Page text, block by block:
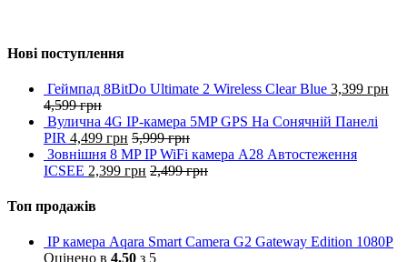
Нові поступлення
Геймпад 8BitDo Ultimate 2 Wireless Clear Blue 3,399 грн
4,599грн
Вулична 4G IP-камера 5MP GPS На Сонячній Панелі
PIR 4,499 грн 5,999грн
Зовнішня 8 MP IP WiFi камера A28 Автостеження
ICSEE 2,399 грн 2,499грн
Топ продажів
IP камера Aqara Smart Camera G2 Gateway Edition 1080P
Оцінено в 4.50 з 5